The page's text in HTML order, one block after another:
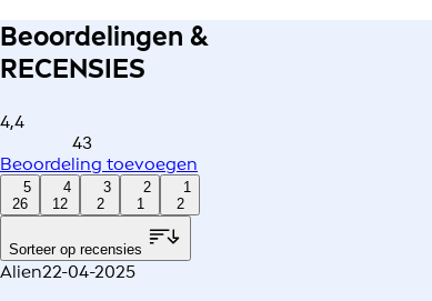
Beoordelingen &
RECENSIES
4,4
43
Beoordeling toevoegen
5
26
4
12
3
2
2
1
1
2
Sorteer op recensies
Alien22-04-2025